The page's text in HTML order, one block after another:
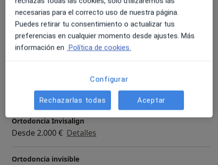
07/2014 – 11/2014: Clínica Dental CEOX
Cargo: Odontólogo General
Servicio gratuito Detalles
Prótesis sobre implantes dentales
Detalles
Ortodoncia Invisalign
Desde 2.000 € Detalles
Ortodoncia invisible
necesarias para el correcto uso de nuestra página.
Puedes retirar tu consentimiento o actualizar tus
preferencias en cualquier momento desde ajustes. Más
información en Política de cookies.
Configurar
Rechazarlas todas Aceptar